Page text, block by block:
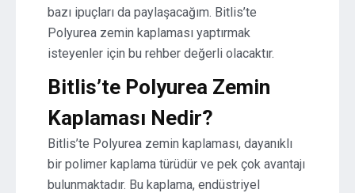
bazı ipuçları da paylaşacağım. Bitlis’te
Polyurea zemin kaplaması yaptırmak
isteyenler için bu rehber değerli olacaktır.
Bitlis’te Polyurea Zemin
Kaplaması Nedir?
Bitlis’te Polyurea zemin kaplaması, dayanıklı
bir polimer kaplama türüdür ve pek çok avantajı
bulunmaktadır. Bu kaplama, endüstriyel